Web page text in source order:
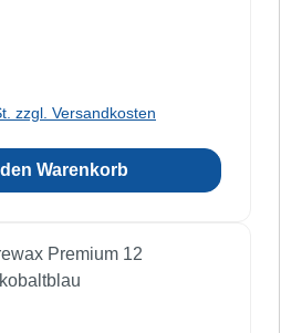
zzgl. Versandkosten
den Warenkorb